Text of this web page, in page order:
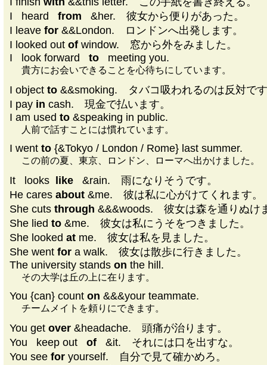
I
heard from
&her. 彼女から便りがあった。
I leave for &&London. ロンドンへ出発します。
I looked out of window. 窓から外をみました。
I
look forward to meeting you.
貴方にお会いできることを心待ちにしています。
I object to &&smoking. タバコ吸われるのは反対で
I pay in cash. 現金で払います。
I am used to &speaking in public.
人前で話すことには慣れています。
I went to {&Tokyo / London / Rome} last summer.
この前の夏、東京、ロンドン、ローマへ出かけました。
It looks like
&rain. 雨になりそうです。
He cares about &me. 彼は私に心がけてくれます。
She cuts through &&&woods. 彼女は森を通りぬけ
She lied to &me. 彼女は私にうそをつきました。
She looked at me. 彼女は私を見ました。
She went for a walk. 彼女は散歩に行きました。
The university stands on the hill.
その大学は丘の上に在ります。
You {can} count on &&&your teammate.
チームメイトを頼りにできます。
You get over &headache. 頭痛が治ります。
You
keep out of
&it. それには口を出すな。
You see for yourself. 自分で見て確かめろ。